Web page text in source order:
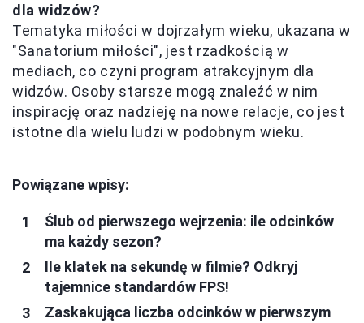
dla widzów?
Tematyka miłości w dojrzałym wieku, ukazana w
"Sanatorium miłości", jest rzadkością w
mediach, co czyni program atrakcyjnym dla
widzów. Osoby starsze mogą znaleźć w nim
inspirację oraz nadzieję na nowe relacje, co jest
istotne dla wielu ludzi w podobnym wieku.
Powiązane wpisy:
Ślub od pierwszego wejrzenia: ile odcinków
ma każdy sezon?
Ile klatek na sekundę w filmie? Odkryj
tajemnice standardów FPS!
Zaskakująca liczba odcinków w pierwszym